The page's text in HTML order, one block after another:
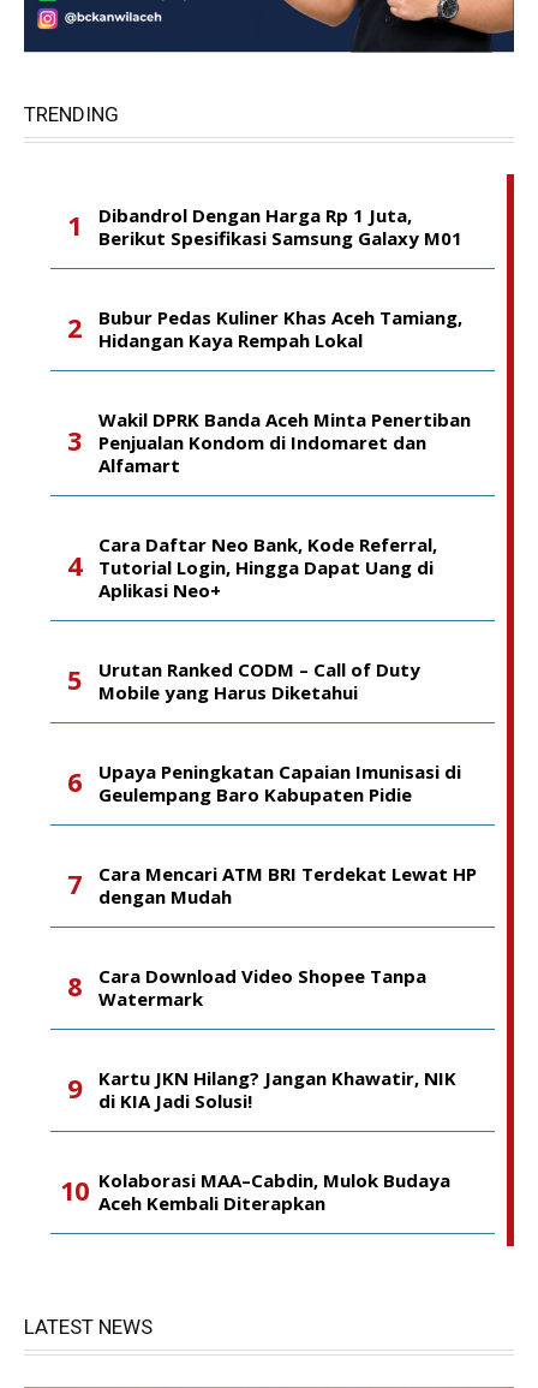
TRENDING
Dibandrol Dengan Harga Rp 1 Juta,
Berikut Spesifikasi Samsung Galaxy M01
Bubur Pedas Kuliner Khas Aceh Tamiang,
Hidangan Kaya Rempah Lokal
Wakil DPRK Banda Aceh Minta Penertiban
Penjualan Kondom di Indomaret dan
Alfamart
Cara Daftar Neo Bank, Kode Referral,
Tutorial Login, Hingga Dapat Uang di
Aplikasi Neo+
Urutan Ranked CODM – Call of Duty
Mobile yang Harus Diketahui
Upaya Peningkatan Capaian Imunisasi di
Geulempang Baro Kabupaten Pidie
Cara Mencari ATM BRI Terdekat Lewat HP
dengan Mudah
Cara Download Video Shopee Tanpa
Watermark
Kartu JKN Hilang? Jangan Khawatir, NIK
di KIA Jadi Solusi!
Kolaborasi MAA–Cabdin, Mulok Budaya
Aceh Kembali Diterapkan
LATEST NEWS